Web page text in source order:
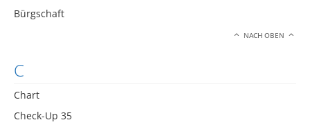
Bürgschaft
NACH OBEN
C
Chart
Check-Up 35